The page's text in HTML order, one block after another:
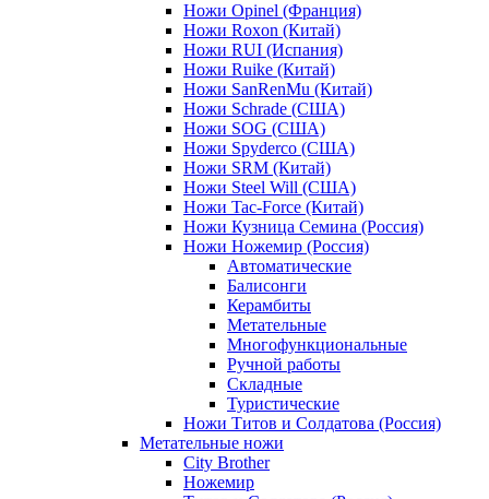
Ножи Opinel (Франция)
Ножи Roxon (Китай)
Ножи RUI (Испания)
Ножи Ruike (Китай)
Ножи SanRenMu (Китай)
Ножи Schrade (США)
Ножи SOG (США)
Ножи Spyderco (США)
Ножи SRM (Китай)
Ножи Steel Will (США)
Ножи Tac-Force (Китай)
Ножи Кузница Семина (Россия)
Ножи Ножемир (Россия)
Автоматические
Балисонги
Керамбиты
Метательные
Многофункциональные
Ручной работы
Складные
Туристические
Ножи Титов и Солдатова (Россия)
Метательные ножи
City Brother
Ножемир